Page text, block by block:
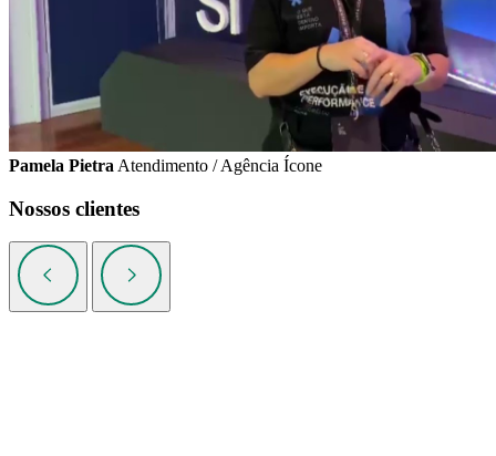
Pamela Pietra Atendimento / Agência Ícone
Nossos clientes